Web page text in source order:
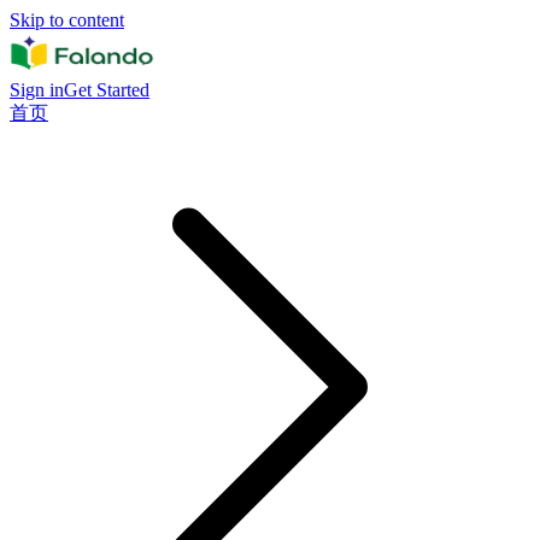
Skip to content
Sign inGet Started
首页